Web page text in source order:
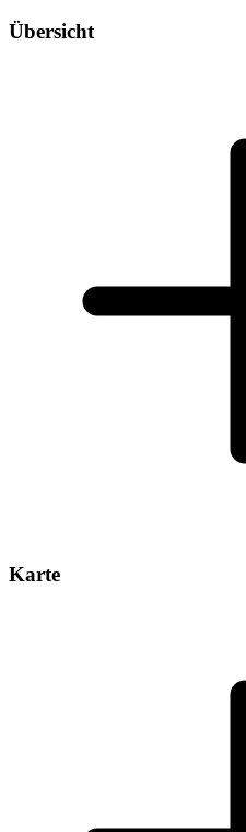
Übersicht
Karte